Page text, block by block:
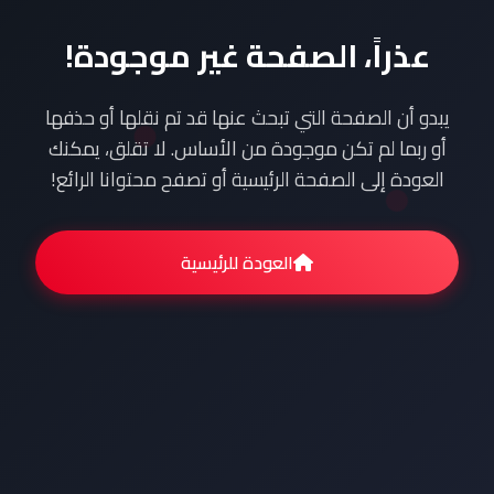
عذراً، الصفحة غير موجودة!
يبدو أن الصفحة التي تبحث عنها قد تم نقلها أو حذفها
أو ربما لم تكن موجودة من الأساس. لا تقلق، يمكنك
العودة إلى الصفحة الرئيسية أو تصفح محتوانا الرائع!
العودة للرئيسية